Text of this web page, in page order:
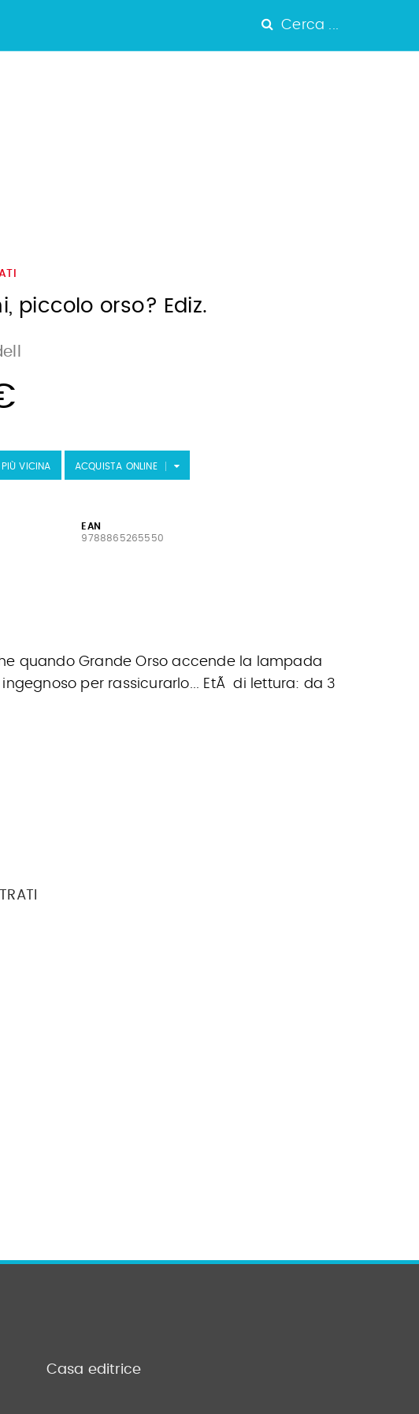
Cerca ...
piccolo orso? Ediz.
PIÙ VICINA ACQUISTA ONLINE
EAN
9788865265550
quando Grande Orso accende la lampada
per rassicurarlo... EtÃ di lettura: da 3
Casa editrice